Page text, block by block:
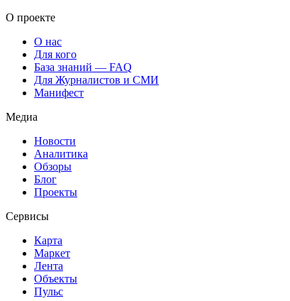
О проекте
О нас
Для кого
База знаний — FAQ
Для Журналистов и СМИ
Манифест
Медиа
Новости
Аналитика
Обзоры
Блог
Проекты
Сервисы
Карта
Маркет
Лента
Объекты
Пульс